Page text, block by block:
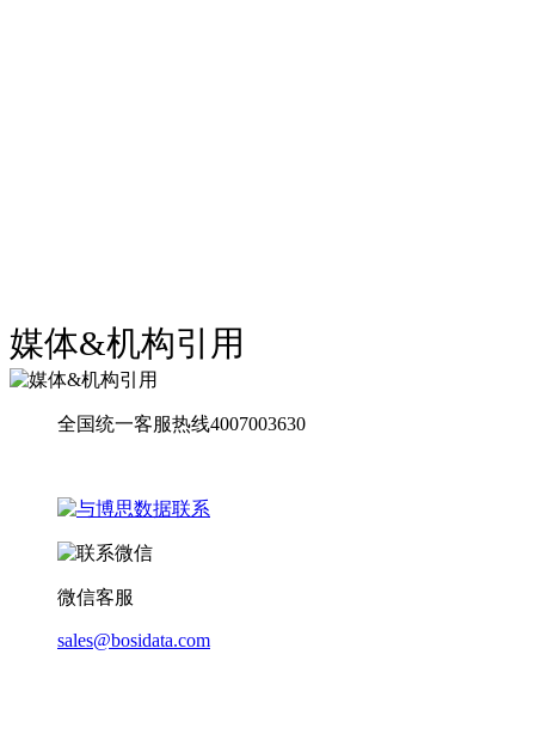
媒体&机构引用
全国统一客服热线4007003630
微信客服
sales@bosidata.com